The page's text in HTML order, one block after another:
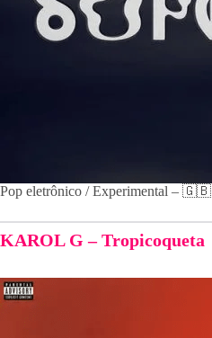
Pop eletrônico / Experimental – 🇬🇧
KAROL G – Tropicoqueta